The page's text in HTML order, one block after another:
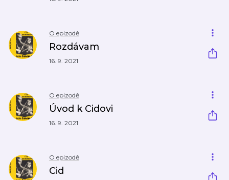
O epizodě
Rozdávam
16. 9. 2021
O epizodě
Úvod k Cidovi
16. 9. 2021
O epizodě
Cid